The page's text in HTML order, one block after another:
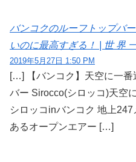
バンコクのルーフトップバ
いのに最高すぎる！ | 世 界
2019年5月27日 1:50 PM
[…] 【バンコク】天空に一
バー Sirocco(シロッコ)天空
シロッコinバンコク 地上
あるオープンエアー […]